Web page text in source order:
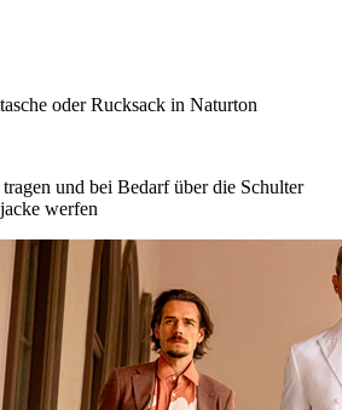
oder Rucksack in Naturton
und bei Bedarf über die Schulter
werfen